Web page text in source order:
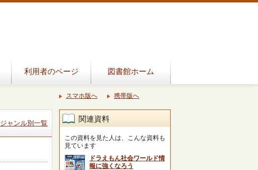
利用者のページ 図書館ホーム
スマホ版へ 携帯版へ
ジャンル別一覧
関連資料
この資料を見た人は、こんな資料も
見ています
ドラえもん社会ワールド情
報に強くなろう